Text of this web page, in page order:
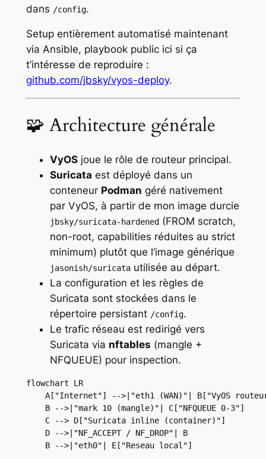
dans /config.
Setup entièrement automatisé maintenant
via Ansible, playbook public ici si ça
t’intéresse de reproduire :
github.com/jbsky/vyos-deploy.
🧩 Architecture générale
VyOSjoue le rôle de routeur principal.
Suricata est déployé dans un
conteneur Podman géré nativement
par VyOS, à partir de mon image durcie
jbsky/suricata-hardened(FROM scratch,
non-root, capabilities réduites au strict
minimum) plutôt que l’image générique
jasonish/suricatautilisée au départ.
La configuration et les règles de
Suricata sont stockées dans le
répertoire persistant /config.
Le trafic réseau est redirigé vers
Suricata via nftables (mangle +
NFQUEUE) pour inspection.
flowchart LR
A["Internet"] -->|"eth1 (WAN)"| B["VyOS
    B -->|"mark 10 (mangle)"| C["NFQUEUE 0-3"]
    C --> D["Suricata inline (container)"]
    D -->|"NF_ACCEPT / NF_DROP"| B